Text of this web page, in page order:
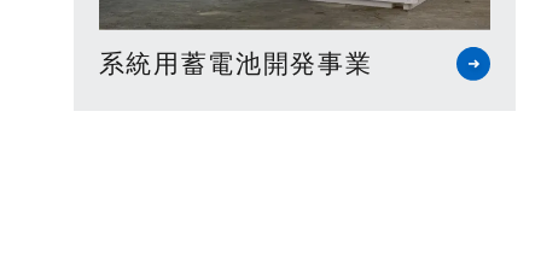
系統用蓄電池開発事業